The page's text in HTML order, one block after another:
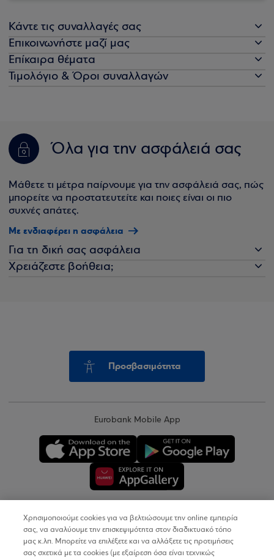
Κάντε τις συναλλαγές σας
Επικοινωνήστε μαζί μας
Επίκαιρα θέματα
Τιμολόγιο & Όροι συναλλαγών
Όλα για την ασφάλειά σας
Μάθετε τι μέτρα παίρνουμε για την ασφάλειά σας, πώς
μπορείτε να προστατευτείτε και ποιες είναι οι πιο
συχνές απάτες.
Με ενδιαφέρει η ασφάλεια
Για τη δική σας ασφάλεια
Χρειάζεστε βοήθεια;
Προσβασιμότητα
Eurobank Mobile App
Copyright © 2026
Χρησιμοποιούμε cookies για να βελτιώσουμε την online εμπειρία
σας, να αναλύουμε την επισκεψιμότητα στον διαδικτυακό τόπο
μας κ.λπ. Μπορείτε να επιλέξετε και να αλλάξετε τις προτιμήσεις
σας σχετικά με τα cookies (με εξαίρεση όσα είναι τεχνικώς